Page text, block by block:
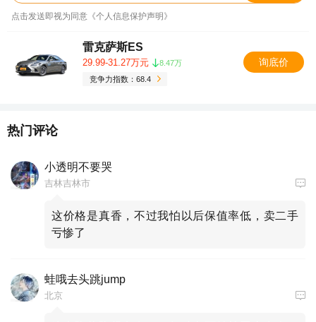
点击发送即视为同意《个人信息保护声明》
雷克萨斯ES
29.99-31.27万元
8.47万
竞争力指数：68.4
询底价
热门评论
小透明不要哭
吉林吉林市
这价格是真香，不过我怕以后保值率低，卖二手
亏惨了
蛙哦去头跳jump
北京